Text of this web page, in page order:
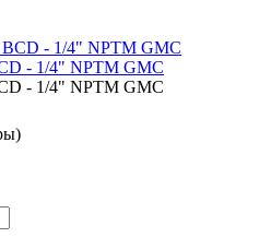
- 1/4" NPTM GMC
- 1/4" NPTM GMC